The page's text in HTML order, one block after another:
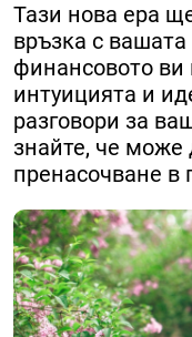
Тази нова ера
връзка с
финансовото
интуицията и
разговори за
знайте, че може
пренасочване в